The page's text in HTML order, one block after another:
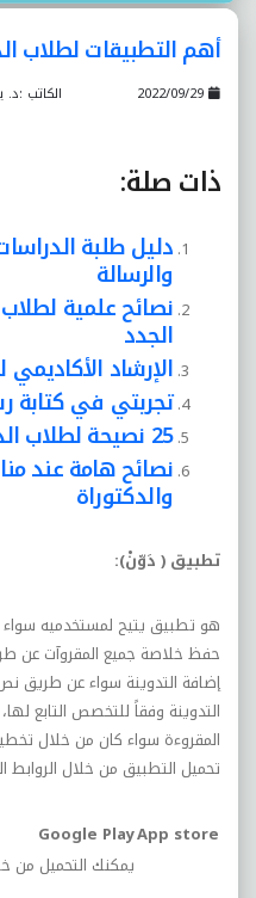
أهم التطبيقات لطلاب
الكاتب
ذات صلة:
دليل طلبة
والرسالة
نصائح علمية لطلاب
الجدد
الإرشاد الأكاديمي
تجربتي في كتابة
25 نصيحة لطلاب الدكتوراة والمشرفين
نصائح هامة عند
والدكتوراة
تطبيق ( دَوّنْ):
هو تطبيق يتيح لمستخدميه سواء
حفظ خلاصة جميع المقروآت عن
إضافة التدوينة سواء عن طريق
التدوينة وفقاً للتخصص التابع
المقروءة سواء كان من خلال
تحميل التطبيق من خلال الروابط
App store
Google Play
يمكنك التحميل من